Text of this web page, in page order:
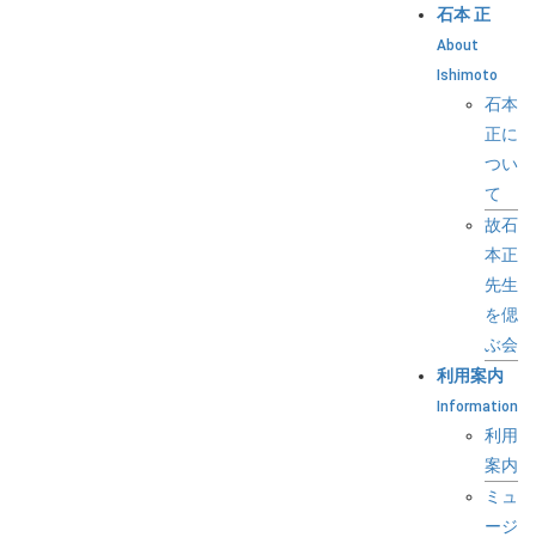
石本 正
About
Ishimoto
石本
正に
つい
て
故石
本正
先生
を偲
ぶ会
利用案内
Information
利用
案内
ミュ
ージ